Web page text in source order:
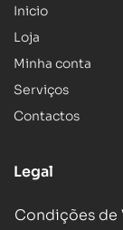
Inicio
Loja
Minha conta
Serviços
Contactos
Legal
Condições de